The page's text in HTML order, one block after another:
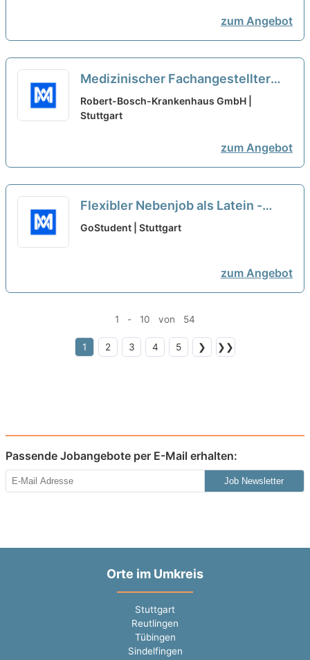
zum Angebot
Medizinischer Fachangestellter
(m/w/d) Nachtblutabnahmedienst
in Teilzeit (10%-40%) oder als
Robert-Bosch-Krankenhaus GmbH |
Stuttgart
zum Angebot
Flexibler Nebenjob als Latein -
Nachhilfelehrer*in (w/m/d)
GoStudent | Stuttgart
zum Angebot
1 - 10 von 54
1 2 3 4 5 ❯ ❯❯
Passende Jobangebote per E-Mail erhalten:
Job Newsletter
Orte im Umkreis
Stuttgart
Reutlingen
Tübingen
Sindelfingen